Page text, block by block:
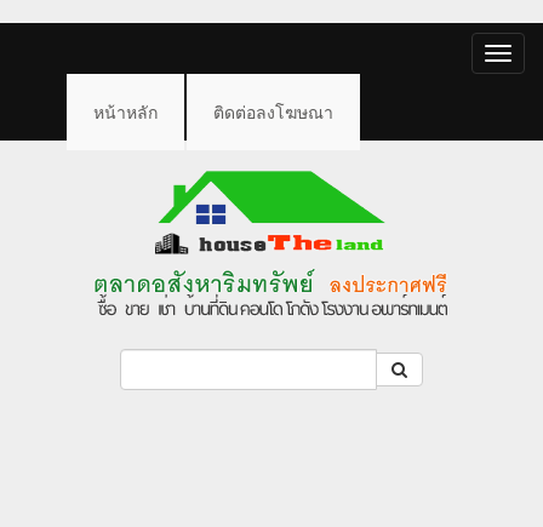
Toggle
หน้าหลัก ติดต่อลงโฆษณา